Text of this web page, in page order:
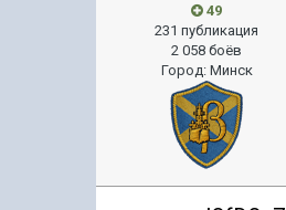
49
231 публикация
2 058 боёв
Город: Минск